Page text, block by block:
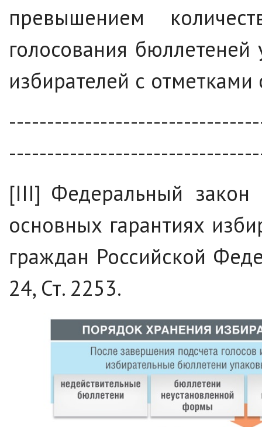
превышением
голосования
избирателей с
[III] Федеральный
основных гарантиях
граждан Российской
24, Ст. 2253.